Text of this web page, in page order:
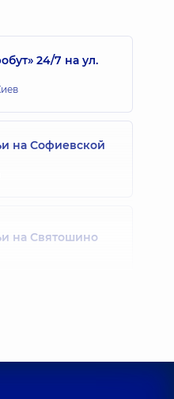
24/7 на ул.
на Софиевской
на Святошино